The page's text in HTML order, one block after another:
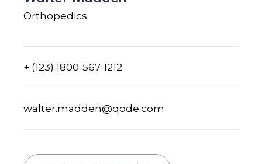
Orthopedics
+ (123) 1800-567-1212
walter.madden@qode.com